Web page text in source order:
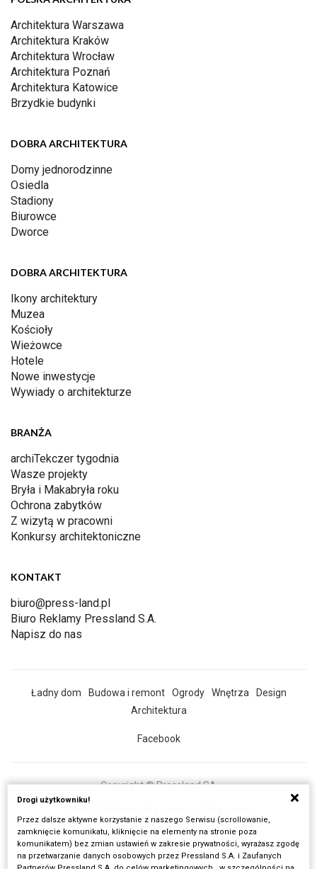
Architektura Warszawa
Architektura Kraków
Architektura Wrocław
Architektura Poznań
Architektura Katowice
Brzydkie budynki
DOBRA ARCHITEKTURA
Domy jednorodzinne
Osiedla
Stadiony
Biurowce
Dworce
DOBRA ARCHITEKTURA
Ikony architektury
Muzea
Kościoły
Wieżowce
Hotele
Nowe inwestycje
Wywiady o architekturze
BRANŻA
archiTekczer tygodnia
Wasze projekty
Bryła i Makabryła roku
Ochrona zabytków
Z wizytą w pracowni
Konkursy architektoniczne
KONTAKT
biuro@press-land.pl
Biuro Reklamy Pressland S.A.
Napisz do nas
Ładny dom Budowa i remont Ogrody Wnętrza
Design
Architektura
Facebook
Copyright © Pressland SA
Wszystkie artykuły
Realizacja: Fancybox.pl
Drogi użytkowniku!
Przez dalsze aktywne korzystanie z naszego Serwisu (scrollowanie,
zamknięcie komunikatu, kliknięcie na elementy na stronie poza
komunikatem) bez zmian ustawień w zakresie prywatności, wyrażasz zgodę
na przetwarzanie danych osobowych przez Pressland S.A. i Zaufanych